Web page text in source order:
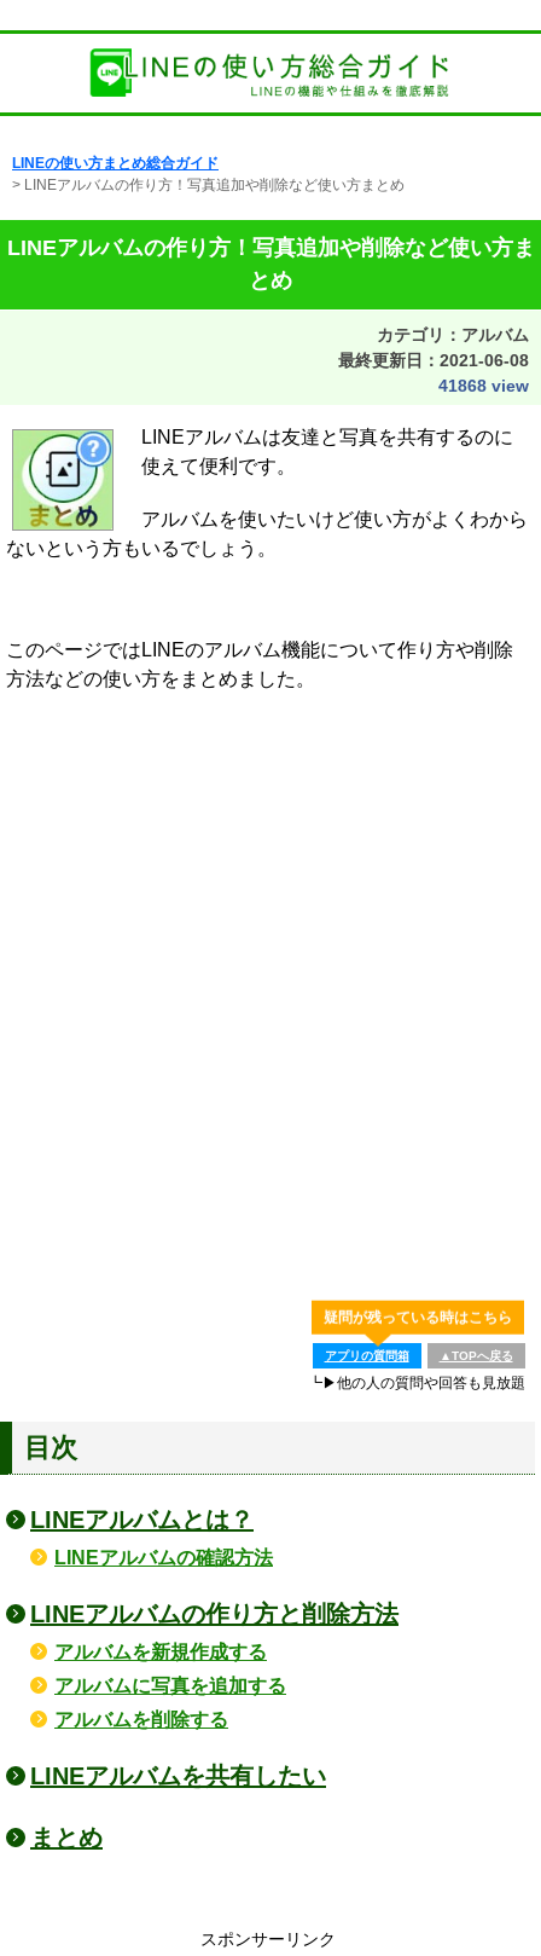
LINEの使い方まとめ総合ガイド
> LINEアルバムの作り方！写真追加や削除など使い方まとめ
LINEアルバムの作り方！写真追加や削除など使い方ま
とめ
カテゴリ：アルバム
最終更新日： 2021-06-08
41868 view
LINEアルバムは友達と写真を共有するのに
使えて便利です。
アルバムを使いたいけど使い方がよくわから
ないという方もいるでしょう。
このページではLINEのアルバム機能について作り方や削除
方法などの使い方をまとめました。
疑問が残っている時はこちら
アプリの質問箱 ▲TOPへ戻る
┗▶他の人の質問や回答も見放題
目次
LINEアルバムとは？
LINEアルバムの確認方法
LINEアルバムの作り方と削除方法
アルバムを新規作成する
アルバムに写真を追加する
アルバムを削除する
LINEアルバムを共有したい
まとめ
スポンサーリンク